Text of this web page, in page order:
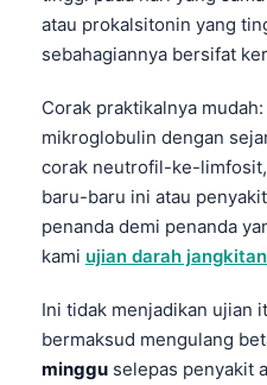
atau prokalsitonin yang
sebahagiannya bersifat
Corak praktikalnya
mikroglobulin dengan
corak neutrofil-ke-limfosit,
baru-baru ini atau
penanda demi penanda
kami ujian darah jangkitan
Ini tidak menjadikan ujian
bermaksud mengulang
minggu selepas penyakit